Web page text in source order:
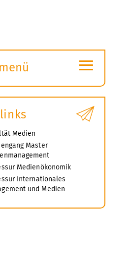
≡
Medien
Master
Medienökonomik
Internationales
und Medien